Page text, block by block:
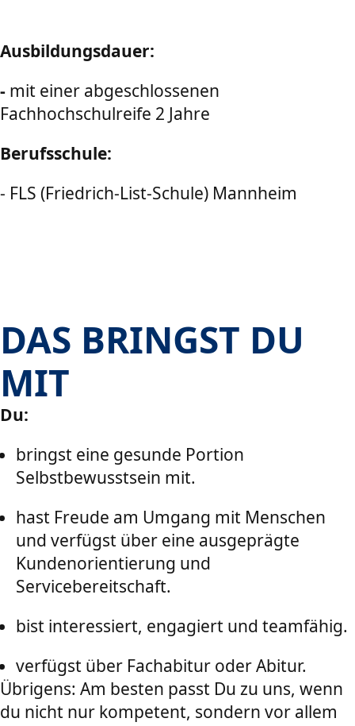
Ausbildungsdauer:
- mit einer abgeschlossenen
Fachhochschulreife 2 Jahre
Berufsschule:
- FLS (Friedrich-List-Schule) Mannheim
DAS BRINGST DU
MIT
Du:
bringst eine gesunde Portion
Selbstbewusstsein mit.
hast Freude am Umgang mit Menschen
und verfügst über eine ausgeprägte
Kundenorientierung und
Servicebereitschaft.
bist interessiert, engagiert und teamfähig.
verfügst über Fachabitur oder Abitur.
Übrigens: Am besten passt Du zu uns, wenn
du nicht nur kompetent, sondern vor allem